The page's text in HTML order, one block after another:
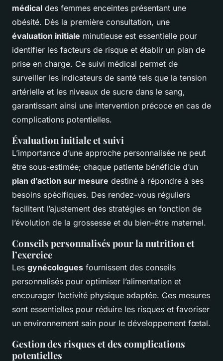
médical des femmes enceintes présentant une
obésité. Dès la première consultation, une
évaluation initiale minutieuse est essentielle pour
identifier les facteurs de risque et établir un plan de
prise en charge. Ce suivi médical permet de
surveiller les indicateurs de santé tels que la tension
artérielle et les niveaux de sucre dans le sang,
garantissant ainsi une intervention précoce en cas de
complications potentielles.
Évaluation initiale et suivi
L’importance d’une approche personnalisée ne peut
être sous-estimée; chaque patiente bénéficie d’un
plan d’action sur mesure destiné à répondre à ses
besoins spécifiques. Des rendez-vous réguliers
facilitent l’ajustement des stratégies en fonction de
l’évolution de la grossesse et du bien-être maternel.
Conseils personnalisés pour la nutrition et
l’exercice
Les gynécologues fournissent des conseils
personnalisés pour optimiser l’alimentation et
encourager l’activité physique adaptée. Ces mesures
sont essentielles pour réduire les risques et favoriser
un environnement sain pour le développement fœtal.
Gestion des risques et des complications
potentielles